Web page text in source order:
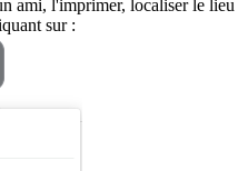
ami, l'imprimer, localiser le lieu
sur :